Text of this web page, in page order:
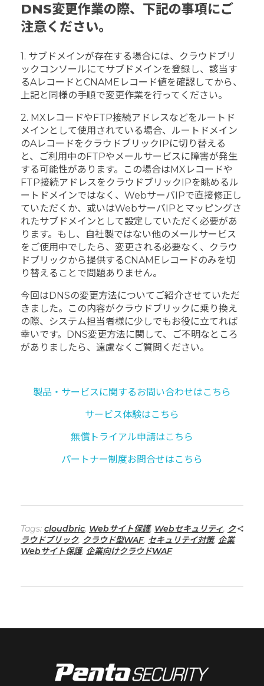
DNS変更作業の際、下記の事項にご
注意ください。
1. サブドメインが存在する場合には、クラウドブリ
ックコンソールにてサブドメインを登録し、該当す
るAレコードとCNAMEレコード値を確認してから、
上記と同様の手順で変更作業を行ってください。
2. MXレコードやFTP接続アドレスなどをルートド
メインとして使用されている場合、ルートドメイン
のAレコードをクラウドブリックIPに切り替える
と、ご利用中のFTPやメールサービスに障害が発生
する可能性があります。この場合はMXレコードや
FTP接続アドレスをクラウドブリックIPを眺めるル
ートドメインではなく、WebサーバIPで直接修正し
ていただくか、或いはWebサーバIPとマッピングさ
れたサブドメインとして設定していただく必要があ
ります。もし、自社製ではない他のメールサービス
をご使用中でしたら、変更される必要なく、クラウ
ドブリックから提供するCNAMEレコードのみを切
り替えることで問題ありません。
今回はDNSの変更方法についてご紹介させていただ
きました。この内容がクラウドブリックに乗り換え
の際、システム担当者様に少しでもお役に立てれば
幸いです。DNS変更方法に関して、ご不明なところ
がありましたら、遠慮なくご質問ください。
製品・サービスに関するお問い合わせはこちら
サービス体験はこちら
無償トライアル申請はこちら
パートナー制度お問合せはこちら
Tags: cloudbric, Webサイト保護, Webセキュリティ, ク
ラウドブリック, クラウド型WAF, セキュリテイ対策, 企業
Webサイト保護, 企業向けクラウドWAF